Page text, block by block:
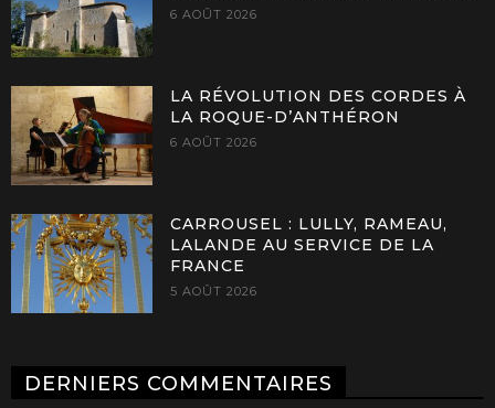
6 AOÛT 2026
LA RÉVOLUTION DES CORDES À
LA ROQUE-D’ANTHÉRON
6 AOÛT 2026
CARROUSEL : LULLY, RAMEAU,
LALANDE AU SERVICE DE LA
FRANCE
5 AOÛT 2026
DERNIERS COMMENTAIRES